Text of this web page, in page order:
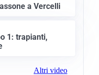
a Vercelli
1: trapianti,
Altri video